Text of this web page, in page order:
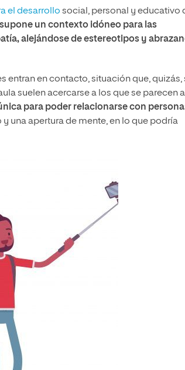
el desarrollo social, personal y educativo
un contexto idóneo para las
alejándose de estereotipos y
entran en contacto, situación que, quizás,
suelen acercarse a los que se parecen a
para poder relacionarse con
una apertura de mente, en lo que podría